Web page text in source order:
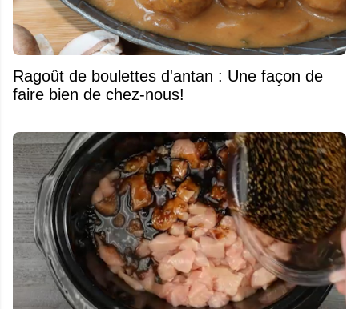
Ragoût de boulettes d'antan : Une façon de
faire bien de chez-nous!